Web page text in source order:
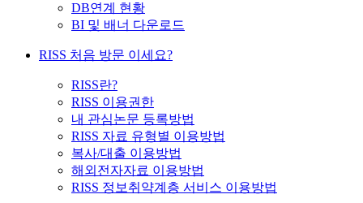
DB연계 현황
BI 및 배너 다운로드
RISS 처음 방문 이세요?
RISS란?
RISS 이용권한
내 관심논문 등록방법
RISS 자료 유형별 이용방법
복사/대출 이용방법
해외전자자료 이용방법
RISS 정보취약계층 서비스 이용방법